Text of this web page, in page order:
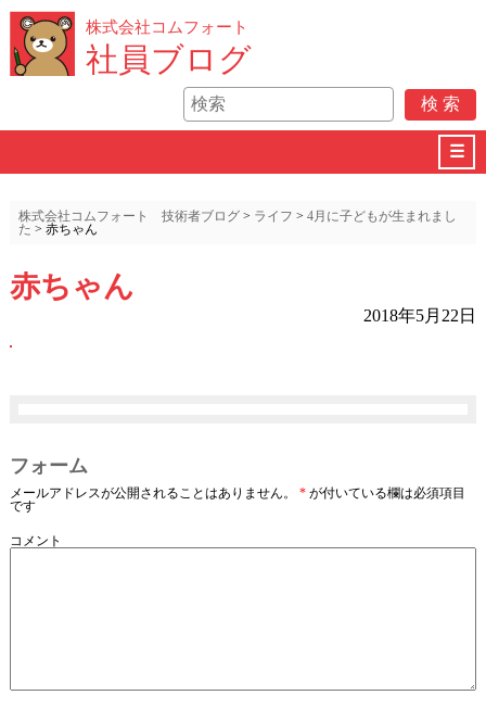
株式会社コムフォート
社員ブログ
☰
株式会社コムフォート 技術者ブログ> ライフ > 4月に子どもが生まれまし
た > 赤ちゃん
赤ちゃん
2018年5月22日
フォーム
メールアドレスが公開されることはありません。 *が付いている欄は必須項目
です
コメント